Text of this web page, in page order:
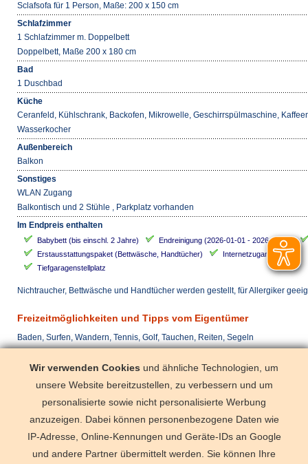
Sclafsofa für 1 Person, Maße: 200 x 150 cm
Schlafzimmer
1 Schlafzimmer m. Doppelbett
Doppelbett, Maße 200 x 180 cm
Bad
1 Duschbad
Küche
Ceranfeld, Kühlschrank, Backofen, Mikrowelle, Geschirrspülmaschine,
Wasserkocher
Außenbereich
Balkon
Sonstiges
WLAN Zugang
Balkontisch und 2 Stühle , Parkplatz vorhanden
Im Endpreis enthalten
Babybett (bis einschl. 2 Jahre)
Endreinigung (2026-01-01 - 2026-12-31)
Erstausstattungspaket (Bettwäsche, Handtücher)
Internetzugang (WLAN)
Tiefgaragenstellplatz
Nichtraucher, Bettwäsche und Handtücher werden gestellt, für Allergiker
Freizeitmöglichkeiten und Tipps vom Eigentümer
Baden, Surfen, Wandern, Tennis, Golf, Tauchen, Reiten, Segeln
Anreise täglich
mit dem Zug
Binz (IC/EC)
Parkplatz 21
Deutschland Florida
Wir verwenden Cookies und ähnliche Technologien, um
unsere Website bereitzustellen, zu verbessern und um
personalisierte sowie nicht personalisierte Werbung
anzuzeigen. Dabei können personenbezogene Daten wie
IP-Adresse, Online-Kennungen und Geräte-IDs an Google
und andere Partner übermittelt werden. Sie können Ihre